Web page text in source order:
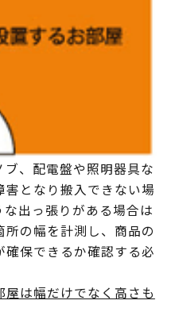
、配電盤や照明器具な
となり搬入できない場
出っ張りがある場合は
の幅を計測し、商品の
保できるか確認する必
は幅だけでなく高さも